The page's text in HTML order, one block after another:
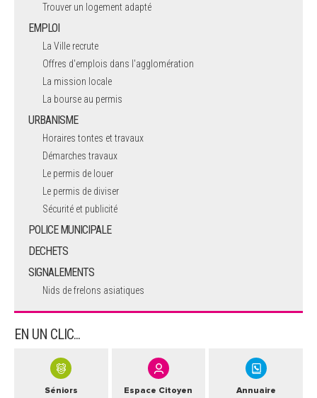
Trouver un logement adapté
EMPLOI
La Ville recrute
Offres d'emplois dans l'agglomération
La mission locale
La bourse au permis
URBANISME
Horaires tontes et travaux
Démarches travaux
Le permis de louer
Le permis de diviser
Sécurité et publicité
POLICE MUNICIPALE
DECHETS
SIGNALEMENTS
Nids de frelons asiatiques
EN UN CLIC...
Séniors Espace Citoyen Annuaire